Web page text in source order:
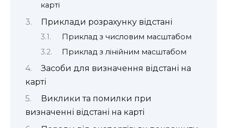
карті
Приклади розрахунку відстані
Приклад з числовим масштабом
Приклад з лінійним масштабом
Засоби для визначення відстані на
карті
Виклики та помилки при
визначенні відстані на карті